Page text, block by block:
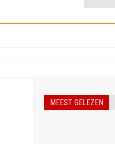
MEEST GELEZEN